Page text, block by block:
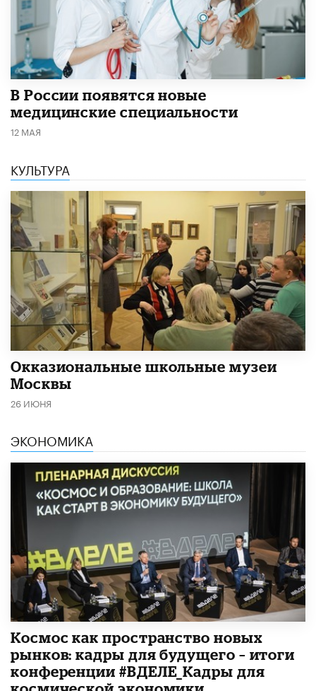
В России появятся новые
медицинские специальности
12 МАЯ
КУЛЬТУРА
​Окказиональные школьные музеи
Москвы
26 ИЮНЯ
ЭКОНОМИКА
Космос как пространство новых
рынков: кадры для будущего – итоги
конференции #ВДЕЛЕ_Кадры для